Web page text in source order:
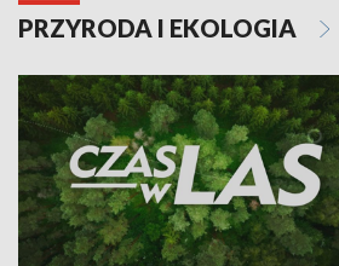
PRZYRODA I EKOLOGIA